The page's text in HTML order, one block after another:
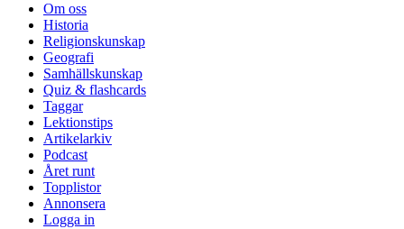
Om oss
Historia
Religionskunskap
Geografi
Samhällskunskap
Quiz & flashcards
Taggar
Lektionstips
Artikelarkiv
Podcast
Året runt
Topplistor
Annonsera
Logga in